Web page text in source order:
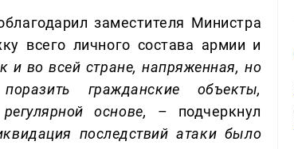
заместителя Министра
всего личного состава армии и
и во всей стране, напряженная, но
гражданские объекты,
основе,
– подчеркнул
последствий атаки было